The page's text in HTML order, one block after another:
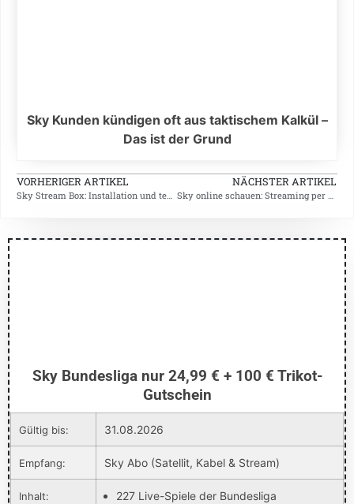
Sky Kunden kündigen oft aus taktischem Kalkül –
Das ist der Grund
VORHERIGER ARTIKEL
Sky Stream Box: Installation und technische Details
NÄCHSTER ARTIKEL
Sky online schauen: Streaming per WOW Abo, Sky Stream und Sky Go
Sky Bundesliga nur 24,99 € + 100 € Trikot-
Gutschein
Gültig bis: 31.08.2026
Empfang: Sky Abo (Satellit, Kabel & Stream)
Inhalt:
227 Live-Spiele der Bundesliga